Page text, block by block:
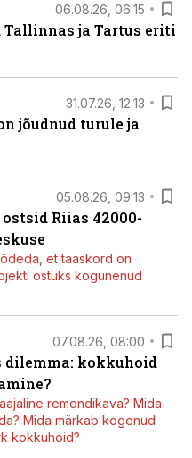
06.08.26, 06:15
ja Tartus eriti
31.07.26, 12:13
jõudnud turule ja
05.08.26, 09:13
Riias 42000-
et taaskord on
ostuks kogunenud
07.08.26, 08:00
kokkuhoid
remondikava? Mida
Mida märkab kogenud
kokkuhoid?